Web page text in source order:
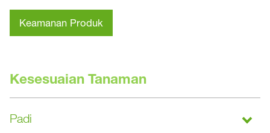
Keamanan Produk
Kesesuaian Tanaman
Padi